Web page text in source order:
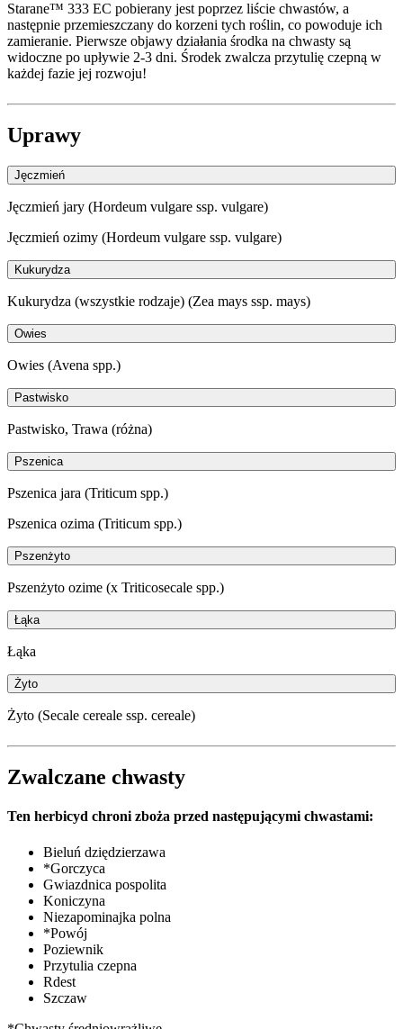
Starane™ 333 EC pobierany jest poprzez liście chwastów, a
następnie przemieszczany do korzeni tych roślin, co powoduje ich
zamieranie. Pierwsze objawy działania środka na chwasty są
widoczne po upływie 2-3 dni. Środek zwalcza przytulię czepną w
każdej fazie jej rozwoju!
Uprawy
Jęczmień
Jęczmień jary (Hordeum vulgare ssp. vulgare)
Jęczmień ozimy (Hordeum vulgare ssp. vulgare)
Kukurydza
Kukurydza (wszystkie rodzaje) (Zea mays ssp. mays)
Owies
Owies (Avena spp.)
Pastwisko
Pastwisko, Trawa (różna)
Pszenica
Pszenica jara (Triticum spp.)
Pszenica ozima (Triticum spp.)
Pszenżyto
Pszenżyto ozime (x Triticosecale spp.)
Łąka
Łąka
Żyto
Żyto (Secale cereale ssp. cereale)
Zwalczane chwasty
Ten herbicyd chroni zboża przed następującymi chwastami:
Bieluń dziędzierzawa
*Gorczyca
Gwiazdnica pospolita
Koniczyna
Niezapominajka polna
*Powój
Poziewnik
Przytulia czepna
Rdest
Szczaw